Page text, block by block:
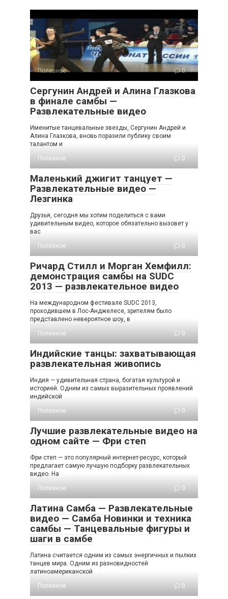
Полезное 0
Сергунин Андрей и Алина Глазкова
в финале самбы —
Развлекательные видео
Именитые танцевальные звезды, Сергунин Андрей и
Алина Глазкова, вновь поразили публику своим
талантом и
Полезное
0
Маленький джигит танцует —
Развлекательные видео —
Лезгинка
Друзья, сегодня мы хотим поделиться с вами
удивительным видео, которое обязательно вызовет у
вас
Полезное
0
Ричард Стилл и Морган Хемфилл:
демонстрация самбы на SUDC
2013 — развлекательное видео
На международном фестивале SUDC 2013,
проходившем в Лос-Анджелесе, зрителям было
представлено невероятное шоу, в
Полезное
0
Индийские танцы: захватывающая
развлекательная живопись
Индия — удивительная страна, богатая культурой и
историей. Одним из самых выразительных проявлений
индийской
Полезное
0
Лучшие развлекательные видео на
одном сайте — Фри степ
Фри степ — это популярный интернет-ресурс, который
предлагает самую лучшую подборку развлекательных
видео. На
Полезное
0
Латина Самба — Развлекательные
видео — Самба Новинки и техника
самбы — Танцевальные фигуры и
шаги в самбе
Латина считается одним из самых энергичных и пылких
танцев мира. Одним из разновидностей
латиноамериканской
Полезное
0